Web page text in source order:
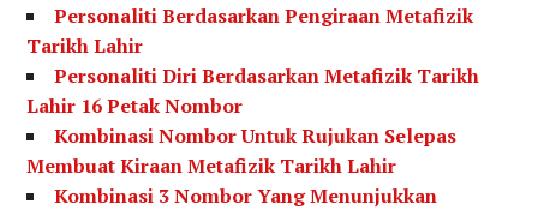
Personaliti Berdasarkan Pengiraan Metafizik
Tarikh Lahir
Personaliti Diri Berdasarkan Metafizik Tarikh
Lahir 16 Petak Nombor
Kombinasi Nombor Untuk Rujukan Selepas
Membuat Kiraan Metafizik Tarikh Lahir
Kombinasi 3 Nombor Yang Menunjukkan